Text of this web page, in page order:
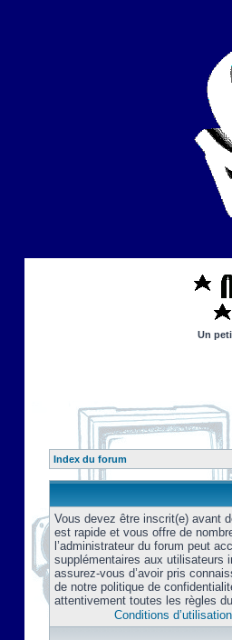
Un
Index du forum
Vous devez être inscrit(e) avant
est rapide et vous offre de
l’administrateur du forum peut
supplémentaires aux utilisateurs
assurez-vous d’avoir pris
de notre politique de
attentivement toutes les règles
Conditions d’utilisation